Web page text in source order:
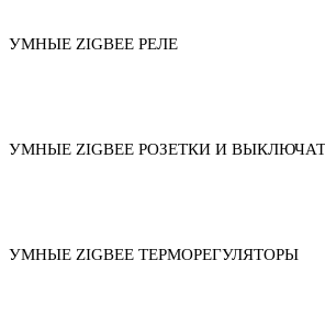
УМНЫЕ ZIGBEE РЕЛЕ
УМНЫЕ ZIGBEE РОЗЕТКИ И
УМНЫЕ ZIGBEE ТЕРМОРЕГУЛЯТОРЫ